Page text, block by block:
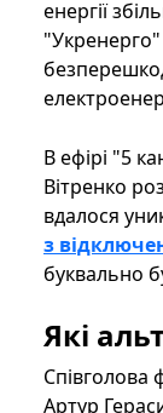
енергії
В ефірі "5
Вітренко
вдалося
з
буквально
Які
Співголова
Артур